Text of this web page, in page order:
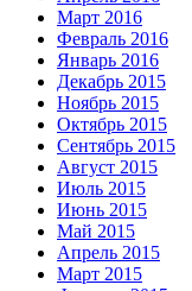
Март 2016
Февраль 2016
Январь 2016
Декабрь 2015
Ноябрь 2015
Октябрь 2015
Сентябрь 2015
Август 2015
Июль 2015
Июнь 2015
Май 2015
Апрель 2015
Март 2015